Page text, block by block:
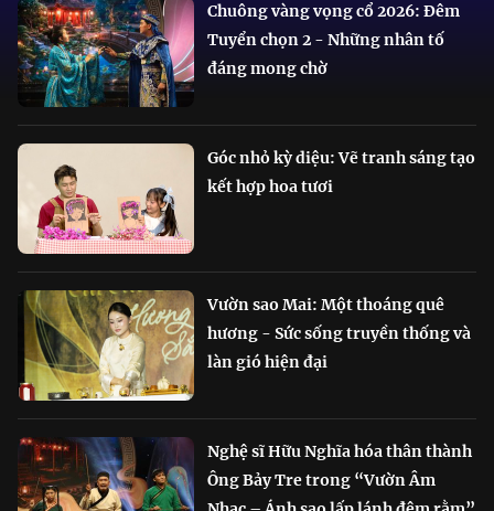
Chuông vàng vọng cổ 2026: Đêm
Tuyển chọn 2 - Những nhân tố
đáng mong chờ
Góc nhỏ kỳ diệu: Vẽ tranh sáng tạo
kết hợp hoa tươi
Vườn sao Mai: Một thoáng quê
hương - Sức sống truyền thống và
làn gió hiện đại
Nghệ sĩ Hữu Nghĩa hóa thân thành
Ông Bảy Tre trong “Vườn Âm